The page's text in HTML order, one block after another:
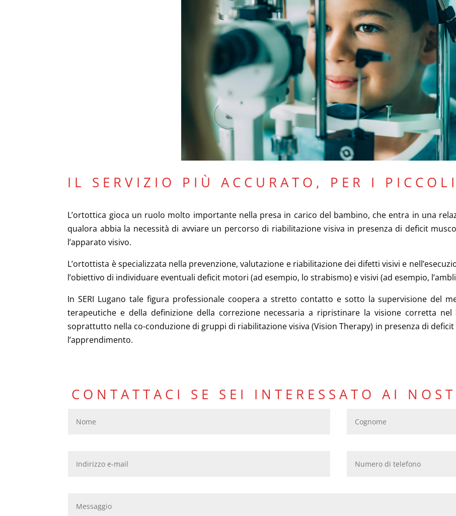
IL SERVIZIO PIÙ ACCURATO, PER I
L’ortottica gioca un ruolo molto importante nella presa in carico del bambino, che entra in una
qualora abbia la necessità di avviare un percorso di riabilitazione visiva in presenza di deficit
l’apparato visivo.
L’ortottista è specializzata nella prevenzione, valutazione e riabilitazione dei difetti visivi e
l’obiettivo di individuare eventuali deficit motori (ad esempio, lo strabismo) e visivi (ad esempio,
In SERI Lugano tale figura professionale coopera a stretto contatto e sotto la supervisione del
terapeutiche e della definizione della correzione necessaria a ripristinare la visione corretta
soprattutto nella co-conduzione di gruppi di riabilitazione visiva (Vision Therapy) in presenza di
l’apprendimento.
CONTATTACI SE SEI INTERESSATO AI